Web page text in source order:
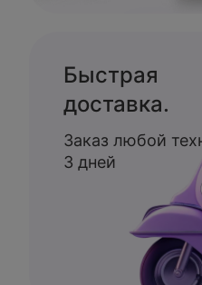
Быстрая
доставка.
Заказ любой
3 дней